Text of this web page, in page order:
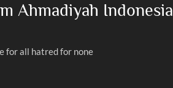
Ahmadiyah Indonesia
for all hatred for none